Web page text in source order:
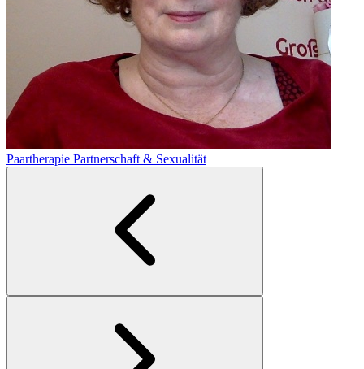
Paartherapie Partnerschaft & Sexualität